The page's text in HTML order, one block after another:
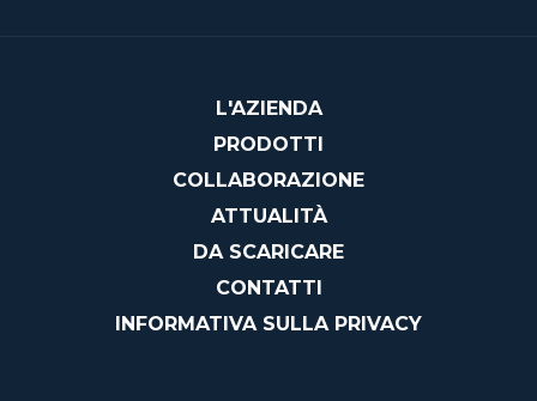
L'AZIENDA
PRODOTTI
COLLABORAZIONE
ATTUALITÀ
DA SCARICARE
CONTATTI
INFORMATIVA SULLA PRIVACY